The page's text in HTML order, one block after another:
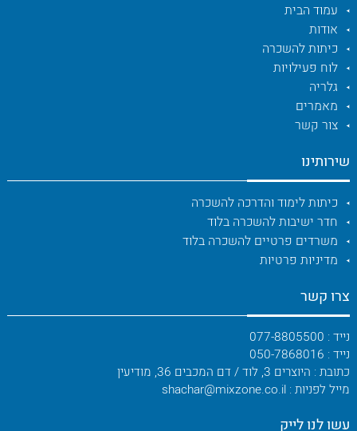
עמוד הבית
אודות
כיתות להשכרה
לוח פעילויות
גלריה
מאמרים
צור קשר
שירותינו
כיתות לימוד והדרכה להשכרה
חדר ישיבות להשכרה בלוד
משרדים פרטיים להשכרה בלוד
מדיניות פרטיות
צרו קשר
נייד : 077-8805500
נייד : 050-7868016
כתובת : היוצרים 3, לוד / דם המכבים 36, מודיעין
מייל לפניות : shachar@mixzone.co.il
עשו לנו לייק